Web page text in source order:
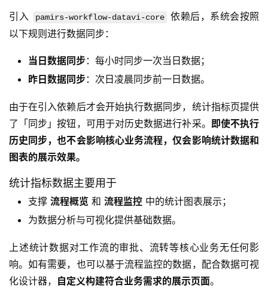
引入 pamirs-workflow-datavi-core
依赖后，系统会按照
以下规则进行数据同步：
当日数据同步：每小时同步一次当日数据；
昨日数据同步：次日凌晨同步前一日数据。
由于在引入依赖后才会开始执行数据同步，统计指标页提供
了「同步」按钮，可用于对历史数据进行补采。 即使不执行
历史同步，也不会影响核心业务流程，仅会影响统计数据和
图表的展示效果。
统计指标数据主要用于
支撑 流程概览 和 流程监控 中的统计图表展示；
为数据分析与可视化提供基础数据。
上述统计数据对工作流的审批、流转等核心业务无任何影
响。如有需要，也可以基于流程监控的数据，配合数据可视
化设计器， 自定义构建符合业务需求的展示页面。